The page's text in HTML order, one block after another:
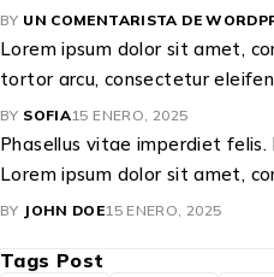
BY UN COMENTARISTA DE
Lorem ipsum dolor sit amet,
tortor arcu, consectetur
BY SOFIA15 ENERO, 2025
Phasellus vitae imperdiet
Lorem ipsum dolor sit amet,
BY JOHN DOE15 ENERO, 2025
Tags Post